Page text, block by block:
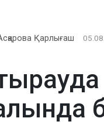
Қарлығаш